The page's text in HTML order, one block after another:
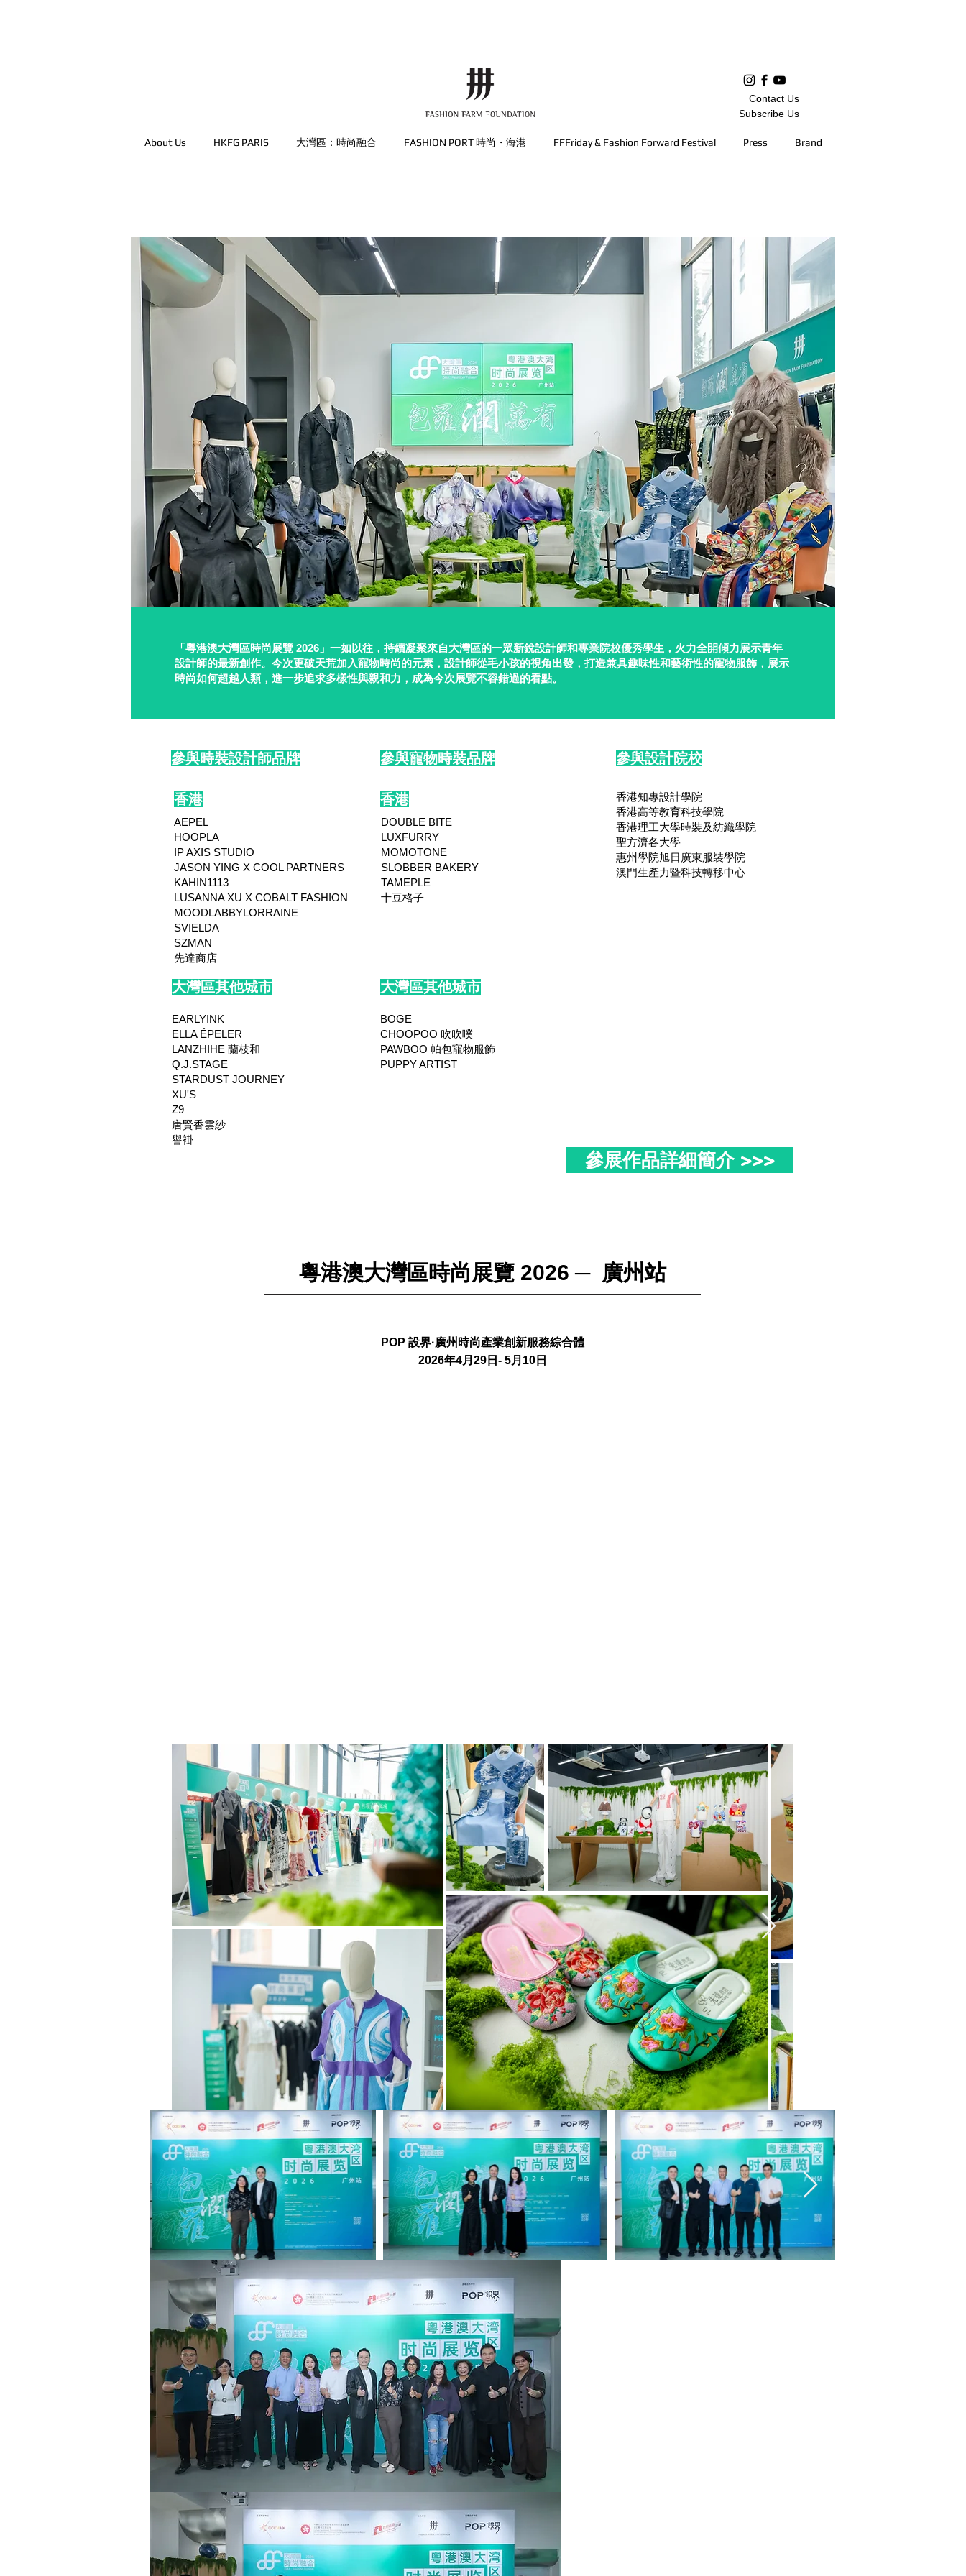
Contact Us
About Us HKFG PARIS 大灣區：時尚融合 FASHION PORT 時尚・海港 FFFriday & Fashion Forward Festival Press Brand
「粵港澳大灣區時尚展覽 2026」一如以往，持續凝聚來自大灣區的一眾新銳設計師和專業院校優秀學生，火力全開傾力展示青年
設計師的最新創作。今次更破天荒加入寵物時尚的元素，設計師從毛小孩的視角出發，打造兼具趣味性和藝術性的寵物服飾，展示
時尚如何超越人類，進一步追求多樣性與親和力，成為今次展覽不容錯過的看點。
參與時裝設計師品牌 參與寵物時裝品牌 參與設計院校
AEPEL
HOOPLA
IP AXIS STUDIO
JASON YING X COOL PARTNERS
KAHIN1113
LUSANNA XU X COBALT FASHION
MOODLABBYLORRAINE
SVIELDA
SZMAN
先達商店
DOUBLE BITE
LUXFURRY
MOMOTONE
SLOBBER BAKERY
TAMEPLE
十豆格子
香港知專設計學院
香港⾼等教育科技學院
香港理⼯⼤學時裝及紡織學院
聖方濟各大學
惠州學院旭日廣東服裝學院
澳門⽣產⼒暨科技轉移中⼼
香港 香港
大灣區其他城市
大灣區其他城市
EARLYINK
ELLA ÉPELER
LANZHIHE 蘭枝和
Q.J.STAGE
STARDUST JOURNEY
XU'S
Z9
唐賢香雲紗
譽褂
BOGE
CHOOPOO 吹吹噗
PAWBOO 帕包寵物服飾
PUPPY ARTIST
參展作品詳細簡介 >>>
粵港澳大灣區時尚展覽 2026 ─ 廣州站
POP 設界·廣州時尚產業創新服務綜合體
2026年4月29日- 5月10日
Subscribe Us